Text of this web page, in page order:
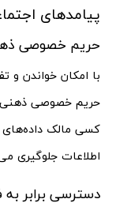
پیامدهای
حریم خصوصی
با امکان خواندن و
حریم خصوصی ذهنی
کسی مالک داده‌های
اطلاعات جلوگیری
دسترسی برابر به